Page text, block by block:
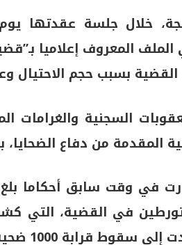
خلال جلسة عقدتها يوم
المعروف إعلاميا
بسبب حجم الاحتيال
المقدمة من دفاع
في القضية، التي
قرابة 1000 ضحية.